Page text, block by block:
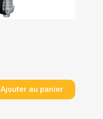
Ajouter au panier